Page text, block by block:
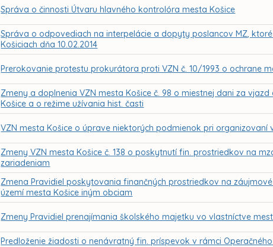
Správa o činnosti Útvaru hlavného kontrolóra mesta Košice
Správa o odpovediach na interpelácie a dopyty poslancov MZ,
Košiciach dňa 10.02.2014
Prerokovanie protestu prokurátora proti VZN č. 10/1993 o ochrane
Zmeny a doplnenia VZN mesta Košice č. 98 o miestnej dani za
Košice a o režime užívania hist. časti
VZN mesta Košice o úprave niektorých podmienok pri
Zmeny VZN mesta Košice č. 138 o poskytnutí fin. prostriedkov na
zariadeniam
Zmena Pravidiel poskytovania finančných prostriedkov na
území mesta Košice iným obciam
Zmeny Pravidiel prenajímania školského majetku vo vlastníctve
Predloženie žiadosti o nenávratný fin. príspevok v rámci